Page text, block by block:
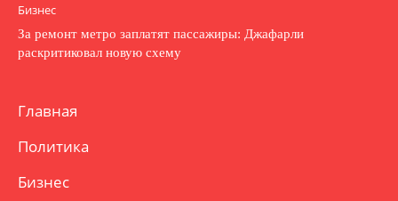
Бизнес
За ремонт метро заплатят пассажиры: Джафарли
раскритиковал новую схему
Главная
Политика
Бизнес